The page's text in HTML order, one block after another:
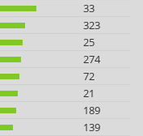
33
323
25
274
72
21
189
139